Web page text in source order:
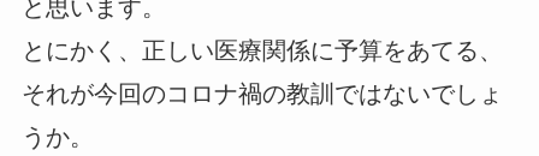
と思います。
とにかく、正しい医療関係に予算をあてる、
それが今回のコロナ禍の教訓ではないでしょ
うか。